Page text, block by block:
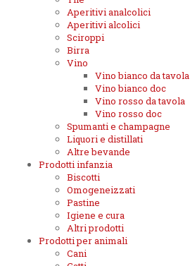
Aperitivi analcolici
Aperitivi alcolici
Sciroppi
Birra
Vino
Vino bianco da tavola
Vino bianco doc
Vino rosso da tavola
Vino rosso doc
Spumanti e champagne
Liquori e distillati
Altre bevande
Prodotti infanzia
Biscotti
Omogeneizzati
Pastine
Igiene e cura
Altri prodotti
Prodotti per animali
Cani